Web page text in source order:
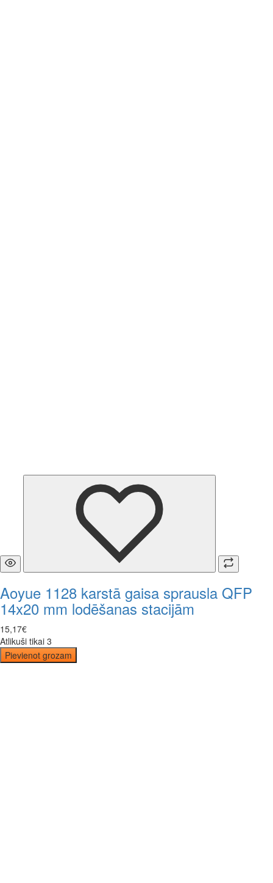
Aoyue 1128 karstā gaisa sprausla QFP
14x20 mm lodēšanas stacijām
15,17€
Atlikuši tikai 3
Pievienot grozam